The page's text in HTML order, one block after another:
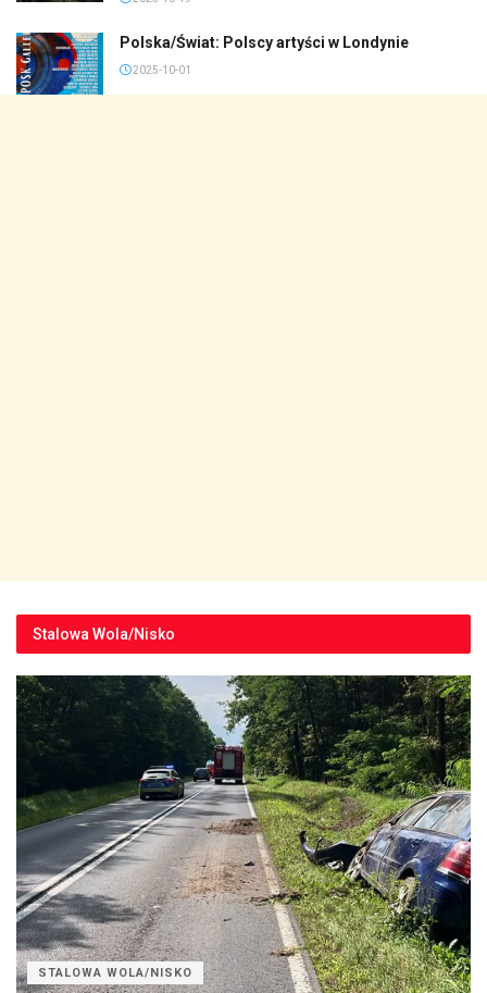
Polska/Świat: Polscy artyści w Londynie
2025-10-01
Stalowa Wola/Nisko
STALOWA WOLA/NISKO